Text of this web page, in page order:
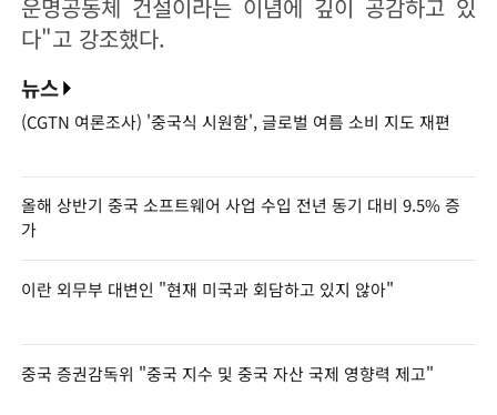
운명공동체 건설이라는 이념에 깊이 공감하고 있
다"고 강조했다.
뉴스
(CGTN 여론조사) '중국식 시원함', 글로벌 여름 소비 지도 재편
올해 상반기 중국 소프트웨어 사업 수입 전년 동기 대비 9.5% 증
가
이란 외무부 대변인 "현재 미국과 회담하고 있지 않아"
중국 증권감독위 "중국 지수 및 중국 자산 국제 영향력 제고"